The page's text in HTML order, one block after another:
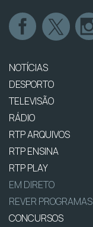
NOTÍCIAS
DESPORTO
TELEVISÃO
RÁDIO
RTP ARQUIVOS
RTP ENSINA
RTP PLAY
EM DIRETO
REVER PROGRAMAS
CONCURSOS